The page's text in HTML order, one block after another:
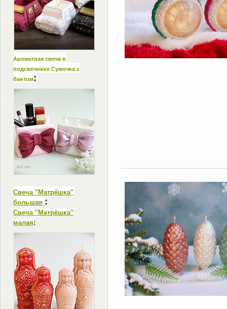
Ароматная свеча в
подсвечнике Сумочка с
бантом:
Свеча "Матрёшка"
большая :
Свеча "Матрёшка"
малая: